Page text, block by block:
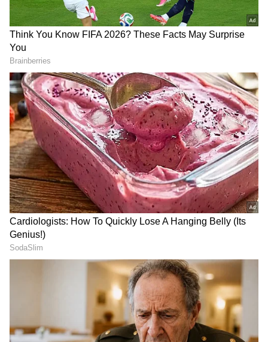
ಇಂಧನ ದಾಸ್ತಾನು ಎಷ್ಟಿದೆ? ಸರ್ಕಾರದ ಮುನ್ನಚ್ಚರಿಕೆ,
ಪೂರೈಕೆಗೆ ಕೈಗೊಂಡಿರುವ ಮಾರ್ಗಗಳ ಕುರಿತು ಸಚಿವಾಲಯ
ಸ್ಪಷ್ಟನೆ ನೀಡಲಿದೆ. ಇದೇ ವೇಳೆ ವಿಮಾನದ ಇಂಧನ ದರ
ಕುರಿತು ನಿರ್ಧಾರ ಹೊರಬೀಳು ಸಾಧ್ಯತೆ ಇದೆ. ಇದೇ ವೇಳೆ
ಪೆಟ್ರೋಲ್ ಹಾಗೂ ಡೀಸೆಲ್ ಬೆಲೆ ಇಳಿಕೆ ಕುರಿತು ನಿರ್ಧಾರ
ಪ್ರಕಟಗೊಳ್ಳಲಿದೆ ಎಂಬ ನಿರೀಕ್ಷೆಗಳಿವೆ. ಮೂಲಗಳ ಪ್ರಕಾರ 2
ರಿಂದ 3 ರೂಪಾಯಿ ಇಳಿಕೆಯಾಗಲಿದೆ ಅನ್ನೋ ಮಾತುಗಳು
DOWNLOAD APP
ಕರ್ನಾಟಕ, ಭಾರತ (India News) ಮತ್ತು ಜಗತ್ತಿನ
ಕ್ಷಣಕ್ಷಣದ ಕನ್ನಡ ಸುದ್ದಿ (Kannada News)
ಅಪ್ಡೇಟ್‌ಗಳಿಗಾಗಿ ಏಷ್ಯಾನೆಟ್ ಸುವರ್ಣ ನ್ಯೂಸ್‌ ಫಾಲೋ
ಮಾಡಿ. ಬ್ರೇಕಿಂಗ್ ಸುದ್ದಿ (Latest Kannada News),
ವಿಶೇಷ ವರದಿಗಳು ಮತ್ತು ನೇರ ಪ್ರಸಾರಗಳೊಂದಿಗೆ
(kannada news live) ಸಂಪೂರ್ಣ ಮಾಹಿತಿ ಒಂದೇ
ಕ್ಲಿಕ್‌ನಲ್ಲಿ ಲಭ್ಯ. ಏಷ್ಯಾನೆಟ್ ಸುವರ್ಣ ನ್ಯೂಸ್ ಅಧಿಕೃತ
ಆ್ಯಪ್ ಡೌನ್‌ಲೋಡ್ ಮಾಡಿ ಹಾಗು ಎಲ್ಲಾ ಅಪ್‌ಡೇಟ್
ಗಳನ್ನು ಪಡೆಯಿರಿ